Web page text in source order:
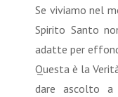
Se viviamo nel
Spirito Santo
adatte per
Questa è la
dare ascolto